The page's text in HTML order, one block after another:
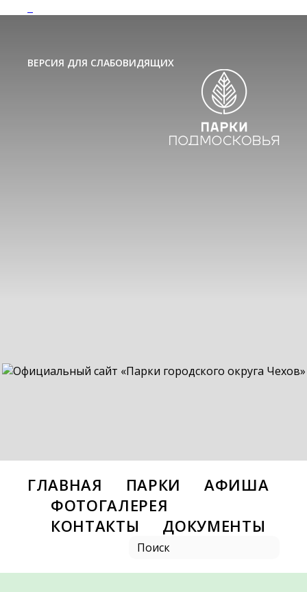
ВЕРСИЯ ДЛЯ СЛАБОВИДЯЩИХ
ГЛАВНАЯ ПАРКИ
АФИША
ФОТОГАЛЕРЕЯ
КОНТАКТЫ
ДОКУМЕНТЫ